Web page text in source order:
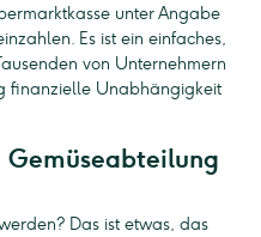
unter Angabe
Es ist ein einfaches,
von Unternehmern
finanzielle Unabhängigkeit
Das ist etwas, das